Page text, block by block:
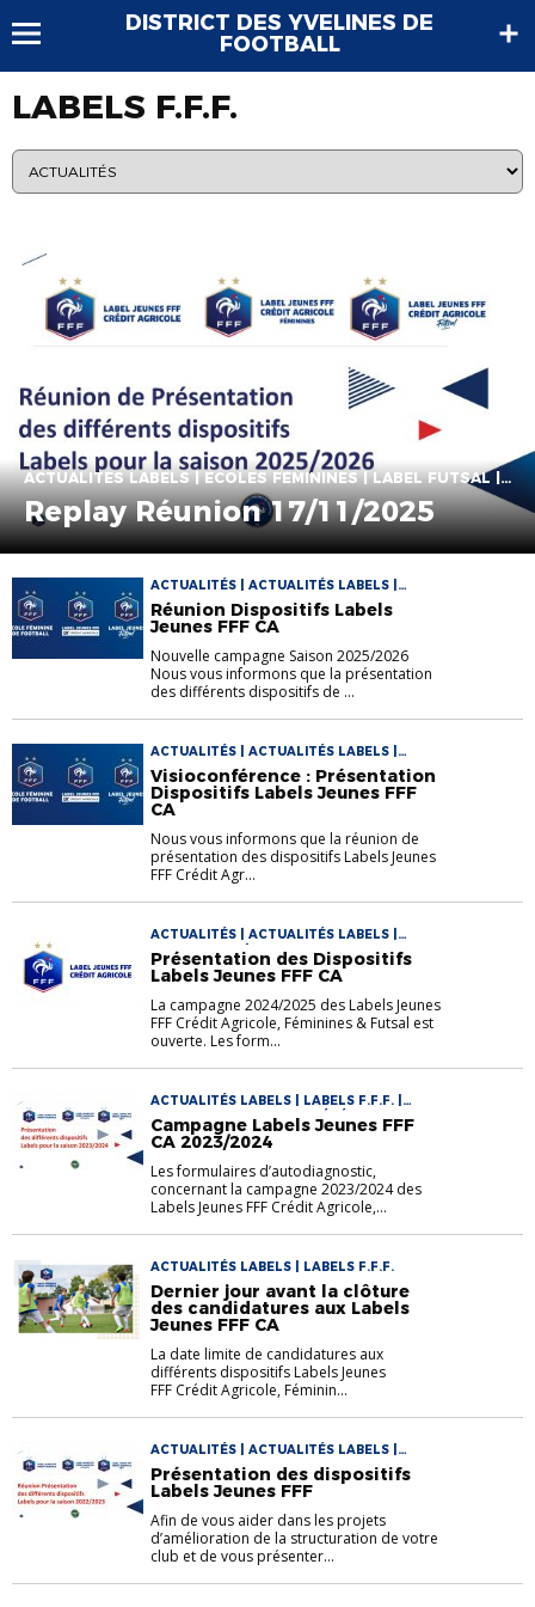
DISTRICT DES YVELINES DE
FOOTBALL
LABELS F.F.F.
ACTUALITÉS LABELS | ECOLES FÉMININES | LABEL FUTSAL | LABEL JEUNES | LABELS F.F.F. | TECHNIQUE EDUCATEURS
Replay Réunion 17/11/2025
ACTUALITÉS | ACTUALITÉS LABELS |
LABELS F.F.F.
Réunion Dispositifs Labels
Jeunes FFF CA
Nouvelle campagne Saison 2025/2026
Nous vous informons que la présentation
des différents dispositifs de ...
ACTUALITÉS | ACTUALITÉS LABELS |
LABELS F.F.F.
Visioconférence : Présentation
Dispositifs Labels Jeunes FFF
CA
Nous vous informons que la réunion de
présentation des dispositifs Labels Jeunes
FFF Crédit Agr...
ACTUALITÉS | ACTUALITÉS LABELS |
LABELS F.F.F. | TECHNIQUE EDUCATEURS
Présentation des Dispositifs
Labels Jeunes FFF CA
La campagne 2024/2025 des Labels Jeunes
FFF Crédit Agricole, Féminines & Futsal est
ouverte. Les form...
ACTUALITÉS LABELS | LABELS F.F.F. |
PROGRAMME EDUCATIF FÉDÉRAL
Campagne Labels Jeunes FFF
CA 2023/2024
Les formulaires d’autodiagnostic,
concernant la campagne 2023/2024 des
Labels Jeunes FFF Crédit Agricole,...
ACTUALITÉS LABELS | LABELS F.F.F.
Dernier jour avant la clôture
des candidatures aux Labels
Jeunes FFF CA
La date limite de candidatures aux
différents dispositifs Labels Jeunes
FFF Crédit Agricole, Féminin...
ACTUALITÉS | ACTUALITÉS LABELS |
LABELS F.F.F.
Présentation des dispositifs
Labels Jeunes FFF
Afin de vous aider dans les projets
d’amélioration de la structuration de votre
club et de vous présenter...